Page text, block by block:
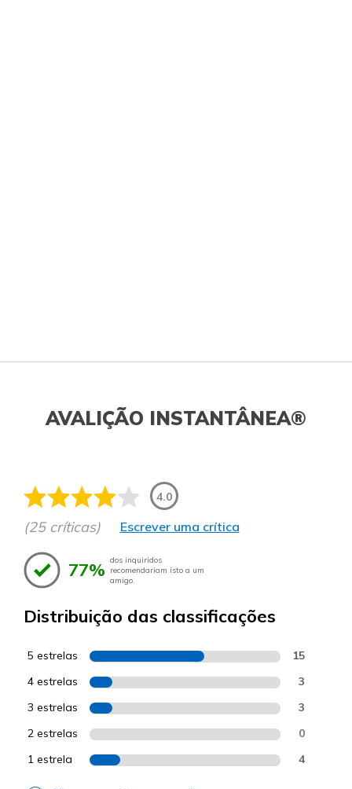
AVALIÇÃO INSTANTÂNEA®
4.0
(25 críticas) Escrever uma crítica
77% dos inquiridos
recomendariam isto a um
amigo.
Distribuição das classificações
5 estrelas 15
4 estrelas 3
3 estrelas 3
2 estrelas 0
1 estrela 4